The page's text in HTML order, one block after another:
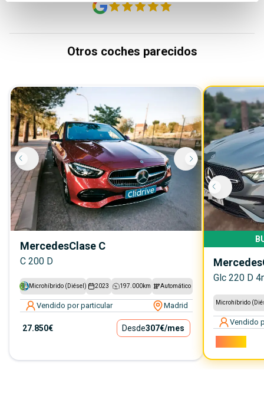
Otros coches parecidos
MercedesClase C
C 200 D
Microhíbrido (Diésel) 2023 197.000km Automático
Vendido por particular Madrid
27.850€ Desde307€/mes
Mercedes
Glc 220 D
Microhíbrido
Vendido